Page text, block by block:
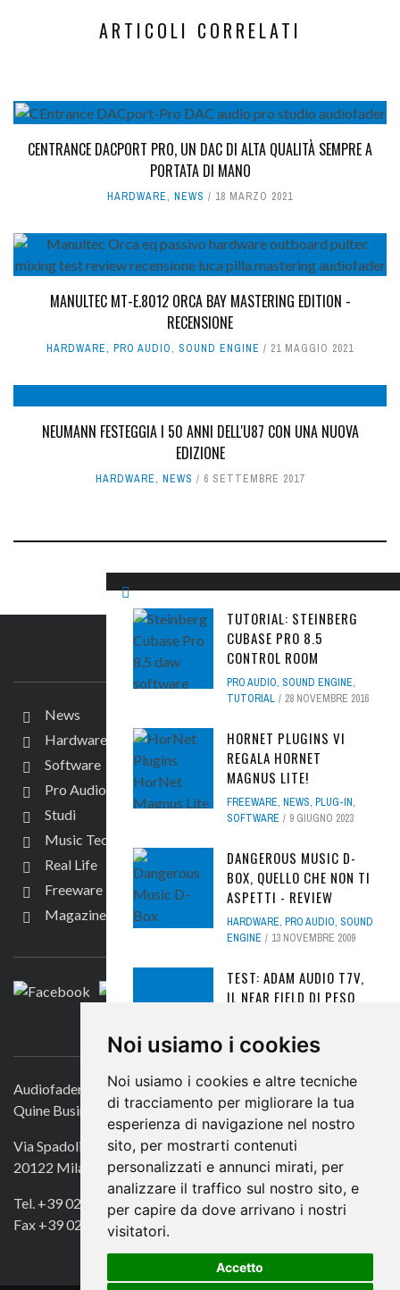
Noi usiamo i cookies
Noi usiamo i cookies e altre tecniche
di tracciamento per migliorare la tua
esperienza di navigazione nel nostro
sito, per mostrarti contenuti
personalizzati e annunci mirati, per
analizzare il traffico sul nostro sito, e
per capire da dove arrivano i nostri
visitatori.
Accetto
ARTICOLI CORRELATI
CENTRANCE DACPORT PRO, UN DAC DI ALTA QUALITÀ SEMPRE A
PORTATA DI MANO
HARDWARE, NEWS 18 MARZO 2021
MANULTEC MT-E.8012 ORCA BAY MASTERING EDITION -
RECENSIONE
HARDWARE, PRO AUDIO, SOUND ENGINE 21 MAGGIO 2021
NEUMANN FESTEGGIA I 50 ANNI DELL'U87 CON UNA NUOVA
EDIZIONE
HARDWARE, NEWS 6 SETTEMBRE 2017
TUTORIAL: STEINBERG
CUBASE PRO 8.5
CONTROL ROOM
PRO AUDIO, SOUND ENGINE,
TUTORIAL
28 NOVEMBRE 2016
HORNET PLUGINS VI
REGALA HORNET
MAGNUS LITE!
FREEWARE, NEWS, PLUG-IN,
SOFTWARE
9 GIUGNO 2023
DANGEROUS MUSIC D-
BOX, QUELLO CHE NON TI
ASPETTI - REVIEW
HARDWARE, PRO AUDIO, SOUND
ENGINE
13 NOVEMBRE 2009
TEST: ADAM AUDIO T7V,
IL NEAR FIELD DI PESO
ENGINE
21 SETTEMBRE 2020
UAD EXPLORER FREE
BUNDLE GRATUITO,
INCLUSO IL
LEGGENDARIO 1176
FREEWARE,PLUG-IN
21
TEST: GENELEC 8341, UN
MONITOR COASSIALE A
TRE VIE
IL SITO
News
Hardware
Software
Pro Audio
Studi
Music Tech
Real Life
Freeware
Magazine
SEGUICI
CONTATTACI
Audiofader.com
Quine Business Publisher
Via Spadolini 7
20122 Milano
Tel. +39 02 49756990
Fax +39 02 72016740